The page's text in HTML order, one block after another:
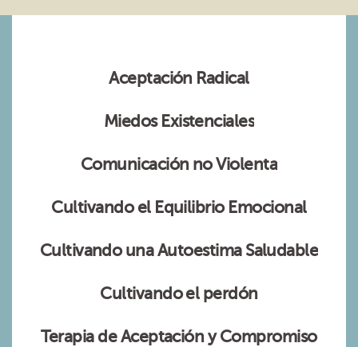
Aceptación Radical
Miedos Existenciales
Comunicación no Violenta
Cultivando el Equilibrio Emocional
Cultivando una Autoestima Saludable
Cultivando el perdón
Terapia de Aceptación y Compromiso